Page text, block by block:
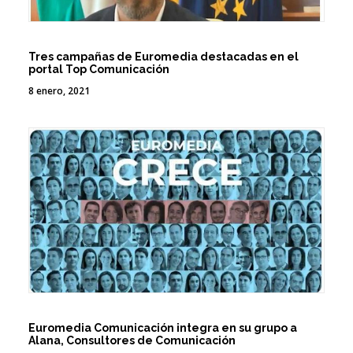
Tres campañas de Euromedia destacadas en el
portal Top Comunicación
8 enero, 2021
Euromedia Comunicación integra en su grupo a
Alana, Consultores de Comunicación